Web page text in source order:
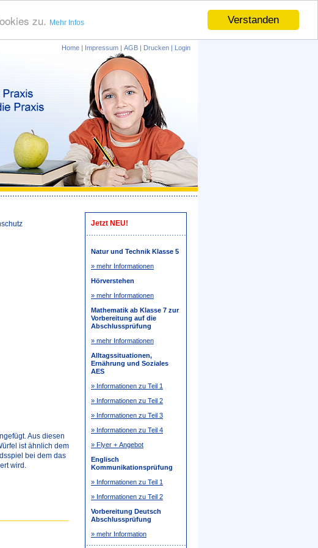
Verstanden
zu. Mehr Infos
Home | Impressum | AGB | Drucken | Login
Aus diesen
ist ähnlich dem
bei dem das
wird.
Jetzt NEU!
Natur und Technik Klasse 5
» mehr Informationen
Hörverstehen
» mehr Informationen
Mathematik ab Klasse 7 zur
Vorbereitung auf die
Abschlussprüfung
» mehr Informationen
Alltagssituationen,
Ernährung und Soziales
AES
» Informationen zu Teil 1
» Informationen zu Teil 2
» Informationen zu Teil 3
» Informationen zu Teil 4
» Flyer + Angebot
Englisch
Kommunikationsprüfung
» Informationen zu Teil 1
» Informationen zu Teil 2
Vorbereitung Deutsch
Abschlussprüfung
» mehr Information